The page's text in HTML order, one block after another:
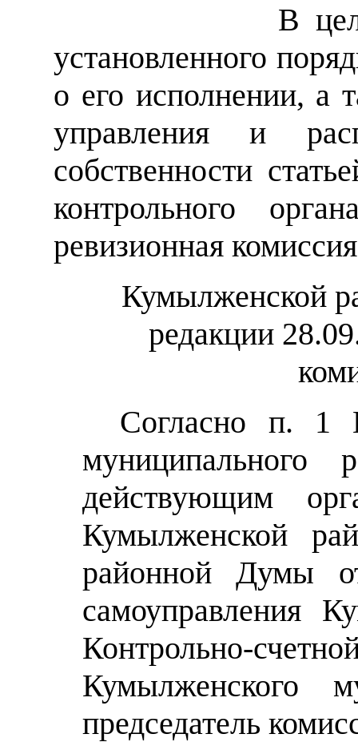
В
установленного
о его исполнении, а
управления и
собственности
контрольного
ревизионная
Кумылженской
редакции
Согласно п. 1
муниципального
действующим
Кумылженской
районной Думы
самоуправления
Контрольно-
Кумылженского
председатель